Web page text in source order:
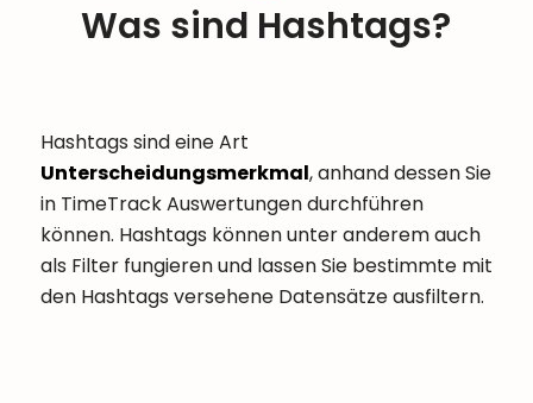
Was sind Hashtags?
Hashtags sind eine Art
Unterscheidungsmerkmal, anhand dessen Sie
in TimeTrack Auswertungen durchführen
können. Hashtags können unter anderem auch
als Filter fungieren und lassen Sie bestimmte mit
den Hashtags versehene Datensätze ausfiltern.